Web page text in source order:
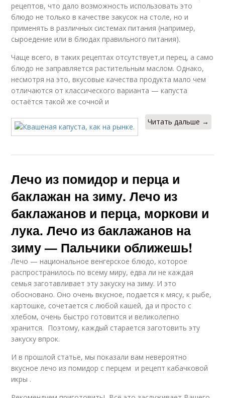
рецептов, что дало возможность использовать это
блюдо не только в качестве закусок на столе, но и
применять в различных системах питания (например,
сыроедение или в блюдах правильного питания).
Чаще всего, в таких рецептах отсутствует,и перец, а само
блюдо не заправляется растительным маслом. Однако,
несмотря на это, вкусовые качества продукта мало чем
отличаются от классического варианта — капуста
остаётся такой же сочной и
Читать дальше →
Лечо из помидор и перца и
баклажан на зиму. Лечо из
баклажанов и перца, моркови и
лука. Лечо из баклажанов на
зиму — Пальчики оближешь!
Лечо — национальное венгерское блюдо, которое
распространилось по всему миру, едва ли не каждая
семья заготавливает эту закуску на зиму. И это
обосновано. Оно очень вкусное, подается к мясу, к рыбе,
картошке, сочетается с любой кашей, да и просто с
хлебом, очень быстро готовится и великолепно
хранится. Поэтому, каждый старается заготовить эту
закуску впрок.
И в прошлой статье, мы показали вам невероятно
вкусное лечо из помидор с перцем и рецепт кабачковой
икры .